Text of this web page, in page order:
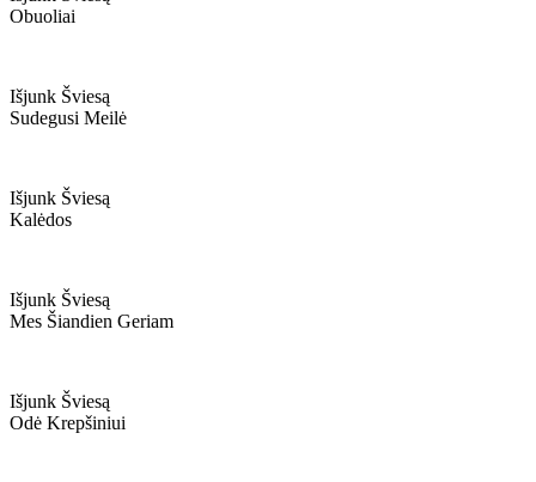
Obuoliai
Išjunk Šviesą
Sudegusi Meilė
Išjunk Šviesą
Kalėdos
Išjunk Šviesą
Mes Šiandien Geriam
Išjunk Šviesą
Odė Krepšiniui